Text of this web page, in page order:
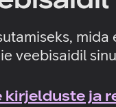
veebisaidil
kirjelduste ja